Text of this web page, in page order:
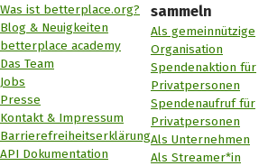
Was ist betterplace.org?
Blog & Neuigkeiten
betterplace academy
Das Team
Jobs
Presse
Kontakt & Impressum
Barrierefreiheitserklärung
API Dokumentation
sammeln
Als gemeinnützige
Organisation
Spendenaktion für
Privatpersonen
Spendenaufruf für
Privatpersonen
Als Unternehmen
Als Streamer*in